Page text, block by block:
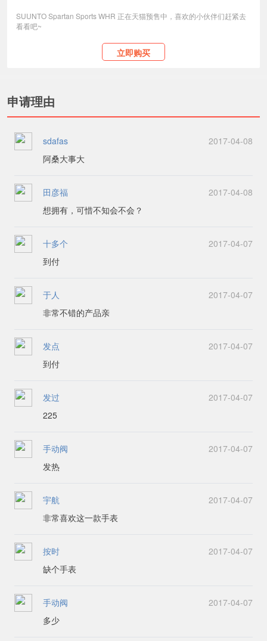
SUUNTO Spartan Sports WHR 正在天猫预售中，喜欢的小伙伴们赶紧去
看看吧~
立即购买
申请理由
sdafas
2017-04-08
阿桑大事大
田彦福
2017-04-08
想拥有，可惜不知会不会？
十多个
2017-04-07
到付
于人
2017-04-07
非常不错的产品亲
发点
2017-04-07
到付
发过
2017-04-07
225
手动阀
2017-04-07
发热
宇航
2017-04-07
非常喜欢这一款手表
按时
2017-04-07
缺个手表
手动阀
2017-04-07
多少